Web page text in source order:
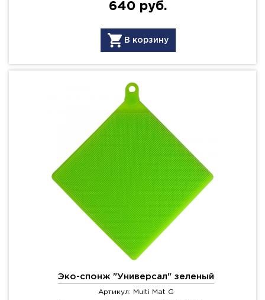
640 руб.
В корзину
Эко-спонж "Универсал" зеленый
Артикул: Multi Mat G